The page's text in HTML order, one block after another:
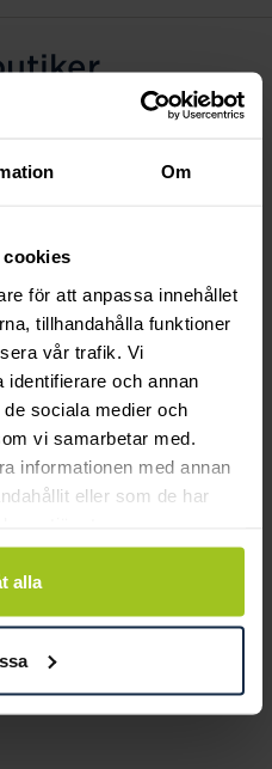
Om
cookies
för att anpassa innehållet
tillhandahålla funktioner
vår trafik. Vi
identifierare och annan
sociala medier och
vi samarbetar med.
informationen med annan
eller som de har
alla